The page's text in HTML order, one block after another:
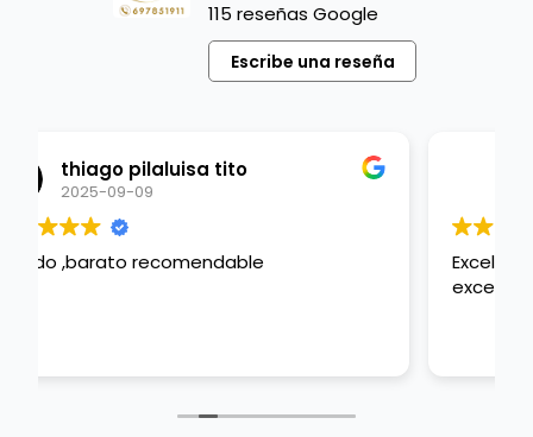
115 reseñas Google
Escribe una reseña
Juan Diego Gamboa
2025-09-07
Excelente servicio! Dalí hizo un trabajo